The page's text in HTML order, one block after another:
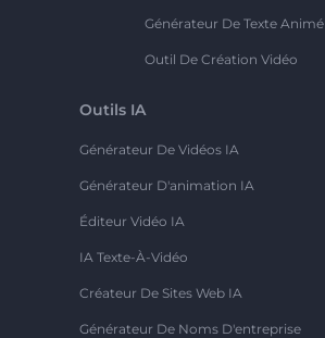
Générateur De Texte Animé
Outil De Création Vidéo
Outils IA
Générateur De Vidéos IA
Générateur D'animation IA
Éditeur Vidéo IA
IA Texte-À-Vidéo
Créateur De Sites Web IA
Générateur De Noms D'entreprise